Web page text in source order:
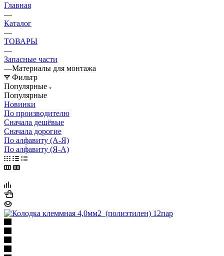
Главная
—
Каталог
—
ТОВАРЫ
—
Запасные части
—Материалы для монтажа
Фильтр
Популярные
Популярные
Новинки
По производителю
Сначала дешёвые
Сначала дорогие
По алфавиту (А-Я)
По алфавиту (Я-А)